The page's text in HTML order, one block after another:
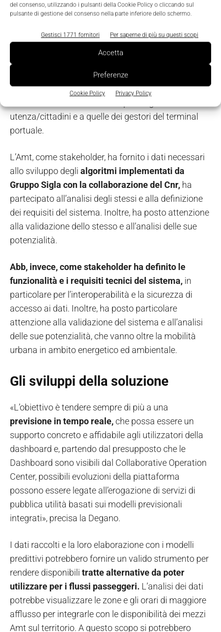
del consenso, utilizzando i pulsanti della Cookie Policy o cliccando sul
pulsante di gestione del consenso nella parte inferiore dello schermo.
Gestisci 1771 fornitori Per saperne di più su questi scopi
Accetta
Preferenze
Cookie Policy Privacy Policy
progettazione, lo sviluppo e ilfine tuningdella
Dashboard “Information Hub Unificato”
tramite strumenti e tecniche di Intelligenza artificiale
e data analysis, supporta gli utenti gestori dei
provider del trasporto pubblico a ottimizzare la
gestione dei flussi passeggeri tra porto e città, in
termini di operatività e sicurezza. La soluzione tiene
utenza/cittadini e a quelle dei gestori del terminal
portuale.
L’Amt, come stakeholder, ha fornito i dati necessari
allo sviluppo degli algoritmi implementati da
Gruppo Sigla con la collaborazione del Cnr, ha
partecipato all’analisi degli stessi e alla definizione
dei requisiti del sistema. Inoltre, ha posto attenzione
alla validazione dello stesso e all’analisi delle sue
potenzialità.
Abb, invece, come stakeholder ha definito le
funzionalità e i requisiti tecnici del sistema, in
particolare per l’interoperabilità e la sicurezza di
accesso ai dati. Inoltre, ha posto particolare
attenzione alla validazione del sistema e all’analisi
delle sue potenzialità, che vanno oltre la mobilità
urbana in ambito energetico ed ambientale.
Gli sviluppi della soluzione
«L’obiettivo è tendere sempre di più a una
previsione in tempo reale,che possa essere un
supporto concreto e affidabile agli utilizzatori della
dashboard e, partendo dal presupposto che le
Dashboard sono visibili dal Collaborative Operation
Center, possibili evoluzioni della piattaforma
possono essere legate all’erogazione di servizi di
pubblica utilità basati sui modelli previsionali
integrati», precisa la Degano.
I dati raccolti e la loro elaborazione con i modelli
predittivi potrebbero fornire un valido strumento per
rendere disponibili tratte alternative da poter
utilizzare per i flussi passeggeri. L’analisi dei dati
potrebbe visualizzare le zone e gli orari di maggiore
afflusso per integrarle con le disponibilità dei mezzi
Amt sul territorio. A questo scopo si potrebbero